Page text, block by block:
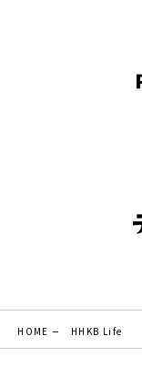
HOME HHKB Life